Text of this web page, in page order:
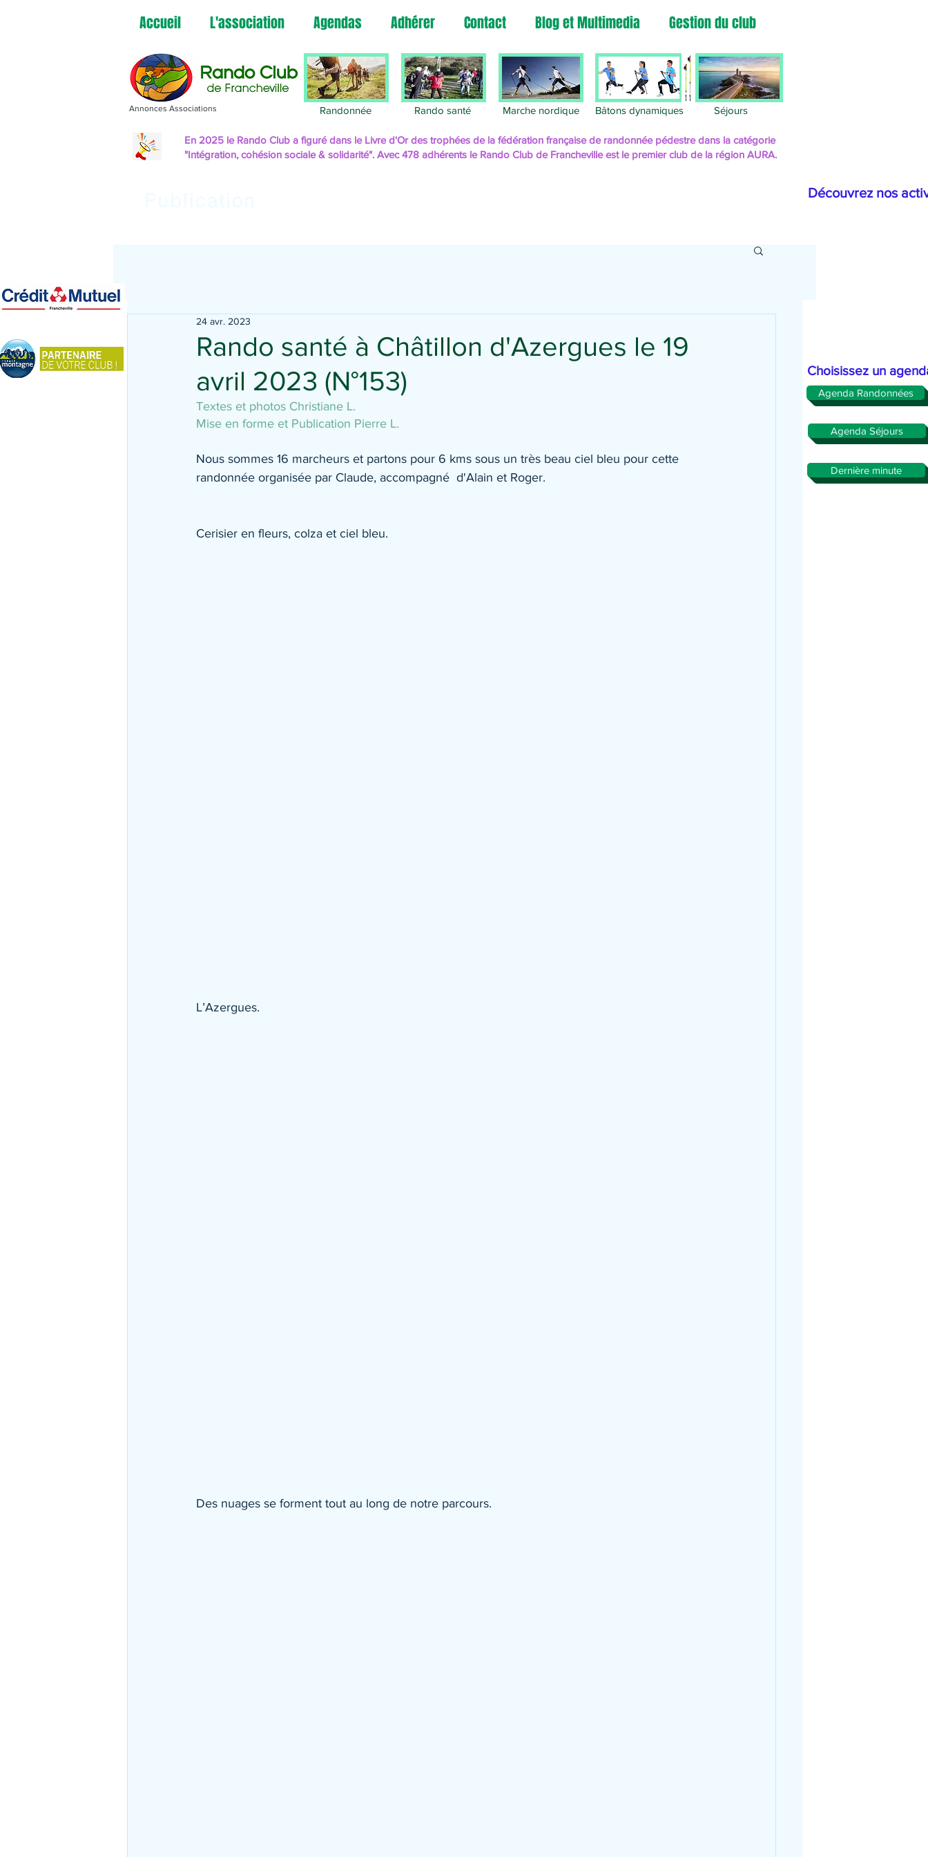
Accueil L'association Agendas Adhérer Contact Blog et Multimedia Gestion du club
Annonces Associations
Rando
Randonnée Rando santé Marche nordique Bâtons dynamiques Séjours
En 2025 le Rando Club a figuré dans le Livre d'Or des trophées de la fédération française de randonnée pédestredans la catégorie
"Intégration, cohésion sociale & solidarité". Avec 478 adhérents le Rando Club de Francheville est le premier club de la région AURA.
Rando santé à Châtillon d'Azergues le 19
avril 2023 (N°153)
24 avr. 2023
Textes et photos Christiane L.
Mise en forme et Publication Pierre L.
Nous sommes 16 marcheurs et partons pour 6 kms sous un très beau ciel bleu pour cette
randonnée organisée par Claude, accompagné  d'Alain et Roger.
Cerisier en fleurs, colza et ciel bleu.
L’Azergues.
Des nuages se forment tout au long de notre parcours.
Agenda Randonnées
Agenda Séjours
Dernière minute
Découvrez nos
Choisissez un